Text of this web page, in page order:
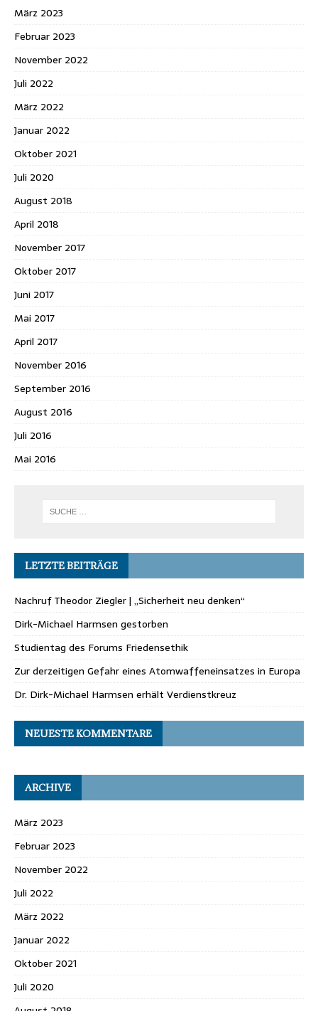
März 2023
Februar 2023
November 2022
Juli 2022
März 2022
Januar 2022
Oktober 2021
Juli 2020
August 2018
April 2018
November 2017
Oktober 2017
Juni 2017
Mai 2017
April 2017
November 2016
September 2016
August 2016
Juli 2016
Mai 2016
LETZTE BEITRÄGE
Nachruf Theodor Ziegler | „Sicherheit neu denken“
Dirk-Michael Harmsen gestorben
Studientag des Forums Friedensethik
Zur derzeitigen Gefahr eines Atomwaffeneinsatzes in Europa
Dr. Dirk-Michael Harmsen erhält Verdienstkreuz
NEUESTE KOMMENTARE
ARCHIVE
März 2023
Februar 2023
November 2022
Juli 2022
März 2022
Januar 2022
Oktober 2021
Juli 2020